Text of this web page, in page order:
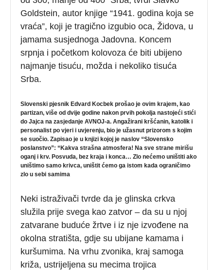
Goldstein, autor knjige “1941. godina koja se
vraća”, koji je tragično izgubio oca, Židova, u
jamama susjednoga Jadovna. Koncem
srpnja i početkom kolovoza će biti ubijeno
najmanje tisuću, možda i nekoliko tisuća
Srba.
Slovenski pjesnik Edvard Kocbek prošao je ovim krajem, kao
partizan, više od dvije godine nakon prvih pokolja nastojeći stići
do Jajca na zasjedanje AVNOJ-a. Angažirani kršćanin, katolik i
personalist po vjeri i uvjerenju, bio je užasnut prizorom s kojim
se suočio. Zapisao je u knjizi kojoj je naslov “Slovensko
poslanstvo”: “Kakva strašna atmosfera! Na sve strane mirišu
oganj i krv. Posvuda, bez kraja i konca… Zlo nećemo uništiti ako
uništimo samo krivca, uništit ćemo ga istom kada ograničimo
zlo u sebi samima
Neki istraživači tvrde da je glinska crkva
služila prije svega kao zatvor – da su u njoj
zatvarane buduće žrtve i iz nje izvođene na
okolna stratišta, gdje su ubijane kamama i
kuršumima. Na vrhu zvonika, kraj samoga
križa, ustrijeljena su mecima trojica